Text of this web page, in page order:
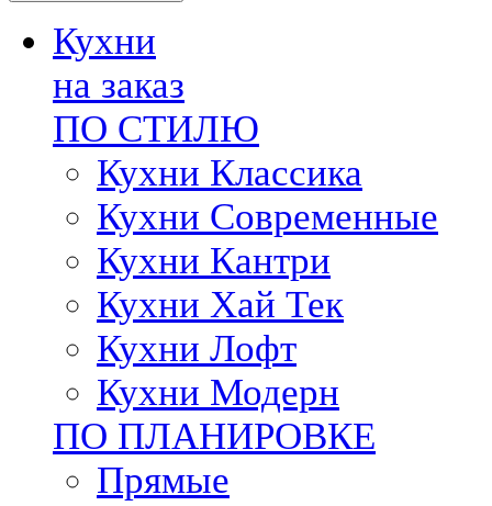
Кухни
на заказ
ПО СТИЛЮ
Кухни Классика
Кухни Современные
Кухни Кантри
Кухни Хай Тек
Кухни Лофт
Кухни Модерн
ПО ПЛАНИРОВКЕ
Прямые